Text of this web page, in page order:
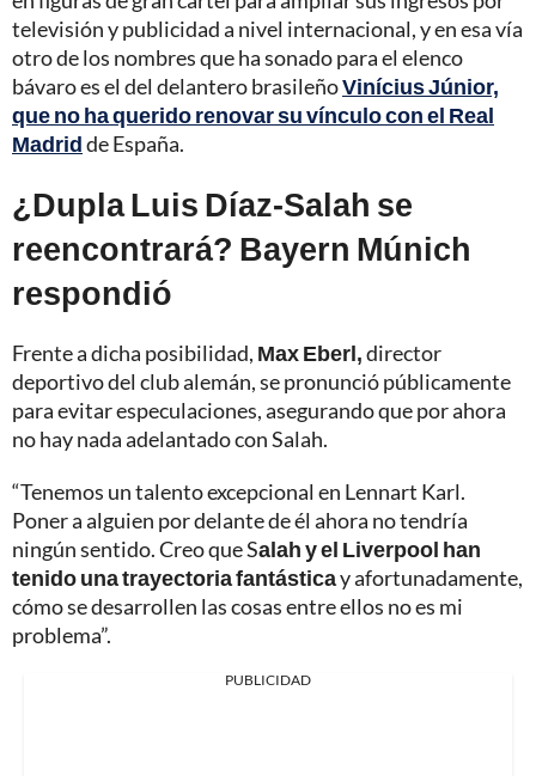
televisión y publicidad a nivel internacional, y en esa vía
otro de los nombres que ha sonado para el elenco
bávaro es el del delantero brasileñoVinícius Júnior,
que no ha querido renovar su vínculo con el Real
Madridde España.
¿Dupla Luis Díaz-Salah se
reencontrará? Bayern Múnich
respondió
Frente a dicha posibilidad, Max Eberl,director
deportivo del club alemán, se pronunció públicamente
para evitar especulaciones, asegurando que por ahora
no hay nada adelantado con Salah.
“Tenemos un talento excepcional en Lennart Karl.
Poner a alguien por delante de él ahora no tendría
ningún sentido. Creo que Salah y el Liverpool han
tenido una trayectoria fantásticay afortunadamente,
cómo se desarrollen las cosas entre ellos no es mi
problema”.
PUBLICIDAD